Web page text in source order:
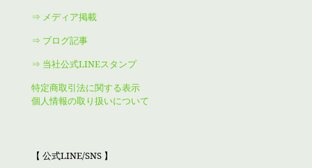
⇒ メディア掲載
⇒ ブログ記事
⇒ 当社公式LINEスタンプ
特定商取引法に関する表示
個人情報の取り扱いについて
【 公式LINE/SNS 】